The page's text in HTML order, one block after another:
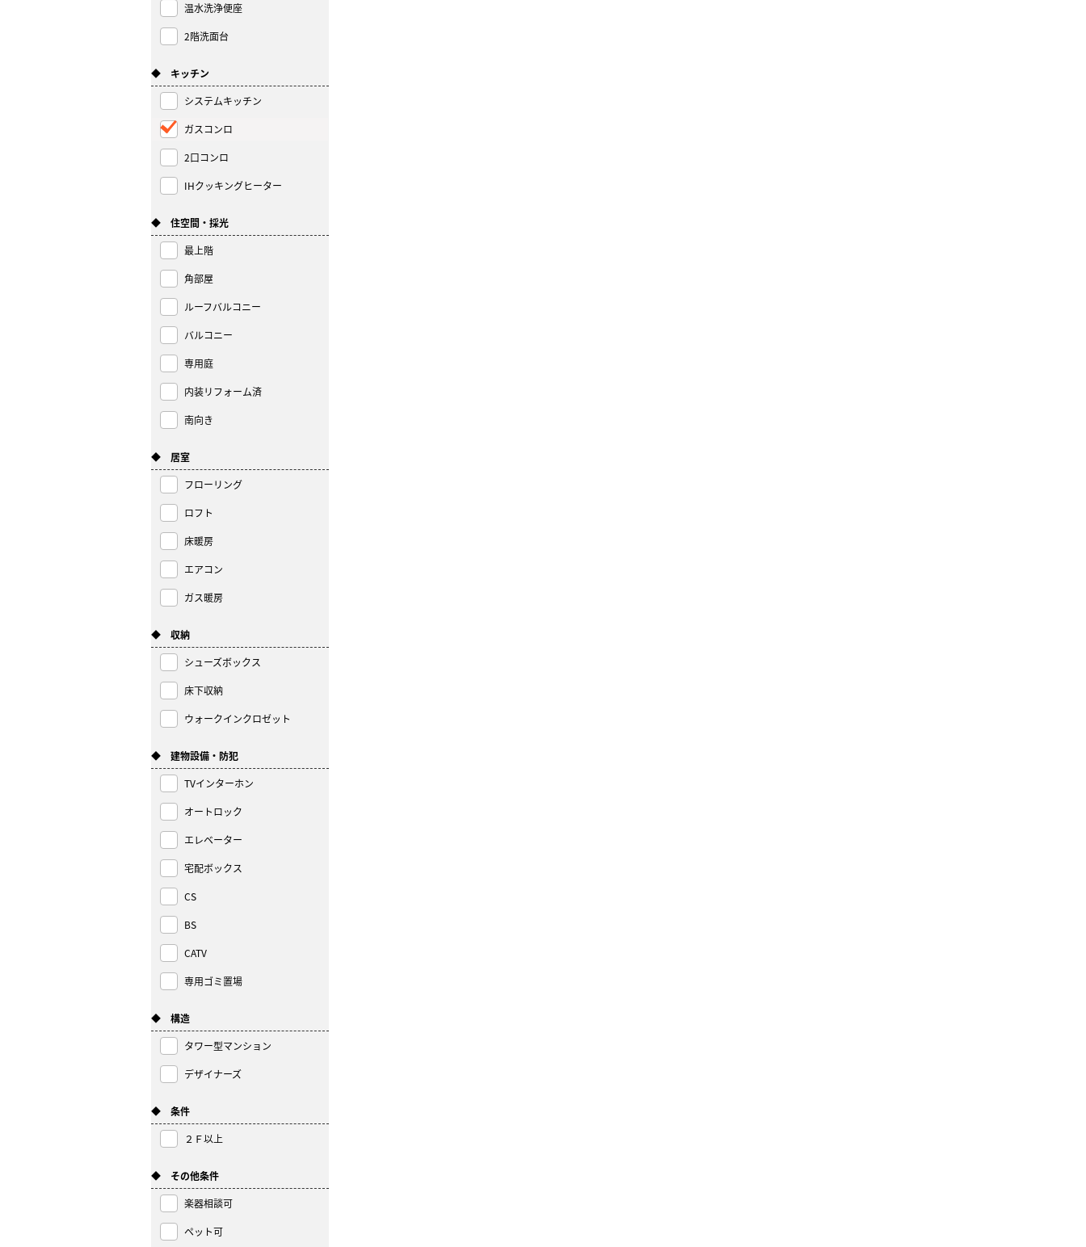
温水洗浄便座
2階洗面台
◆ キッチン
システムキッチン
ガスコンロ
2口コンロ
IHクッキングヒーター
◆ 住空間・採光
最上階
角部屋
ルーフバルコニー
バルコニー
専用庭
内装リフォーム済
南向き
◆ 居室
フローリング
ロフト
床暖房
エアコン
ガス暖房
◆ 収納
シューズボックス
床下収納
ウォークインクロゼット
◆ 建物設備・防犯
TVインターホン
オートロック
エレベーター
宅配ボックス
CS
BS
CATV
専用ゴミ置場
◆ 構造
タワー型マンション
デザイナーズ
◆ 条件
２Ｆ以上
◆ その他条件
楽器相談可
ペット可